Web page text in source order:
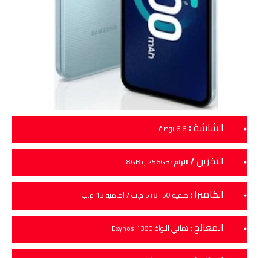
الشاشة: 6.6 بوصة
التخزين/الرام :256GB و 8GB
الكاميرا: خلفية 50+8+5 م.ب / امامية 13 م.ب
المعالج:ثماني النواة Exynos 1380